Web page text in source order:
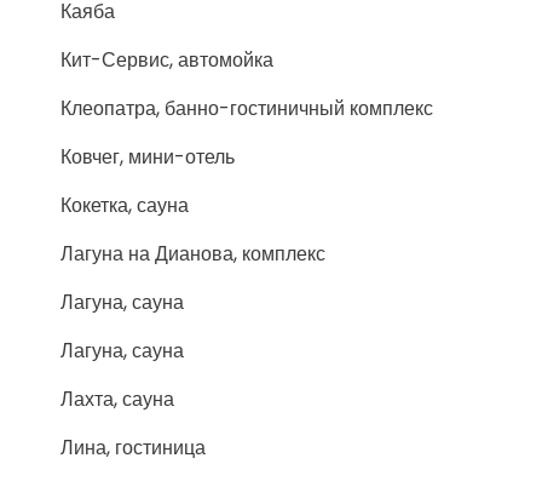
Каяба
Кит-Сервис, автомойка
Клеопатра, банно-гостиничный комплекс
Ковчег, мини-отель
Кокетка, сауна
Лагуна на Дианова, комплекс
Лагуна, сауна
Лагуна, сауна
Лахта, сауна
Лина, гостиница